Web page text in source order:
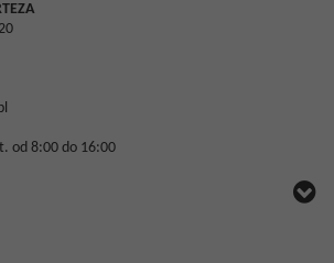
od 8:00 do 16:00